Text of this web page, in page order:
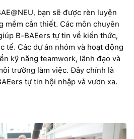
bạn sẽ được rèn luyện
mềm cần thiết. Các môn chuyên
B-BAEers tự tin về kiến thức,
tế. Các dự án nhóm và hoạt động
kỹ năng teamwork, lãnh đạo và
trường làm việc. Đây chính là
tự tin hội nhập và vươn xa.